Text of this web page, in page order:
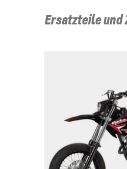
Ersatzteile und